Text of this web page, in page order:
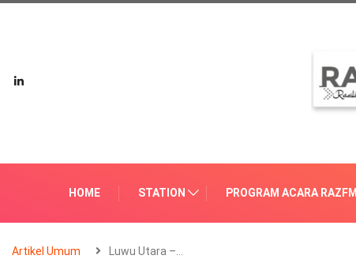
HOME STATION PROGRAM ACARA RAZFM
Artikel Umum Luwu Utara –…